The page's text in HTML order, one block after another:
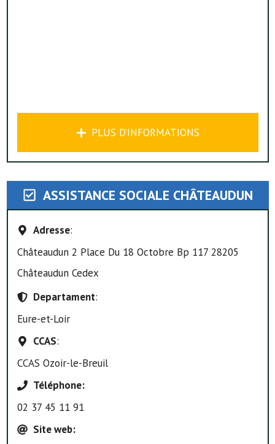
PLUS D’INFORMATIONS
ASSISTANCE SOCIALE CHÂTEAUDUN
Adresse:
Châteaudun 2 Place Du 18 Octobre Bp 117 28205
Châteaudun Cedex
Departament:
Eure-et-Loir
CCAS:
CCAS Ozoir-le-Breuil
Téléphone:
02 37 45 11 91
Site web: